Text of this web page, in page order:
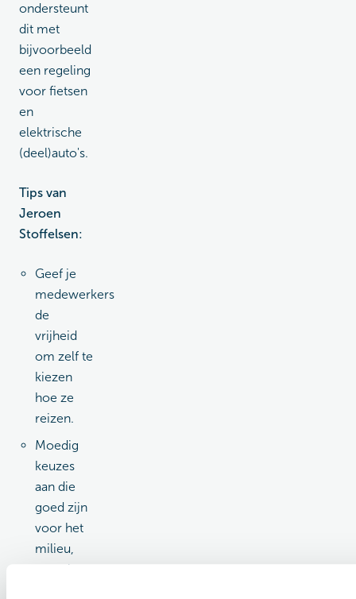
ondersteunt
dit met
bijvoorbeeld
een regeling
voor fietsen
en
elektrische
(deel)auto's.
Tips van
Jeroen
Stoffelsen:
Geef je
medewerkers
de
vrijheid
om zelf te
kiezen
hoe ze
reizen.
Moedig
keuzes
aan die
goed zijn
voor het
milieu,
maar laat